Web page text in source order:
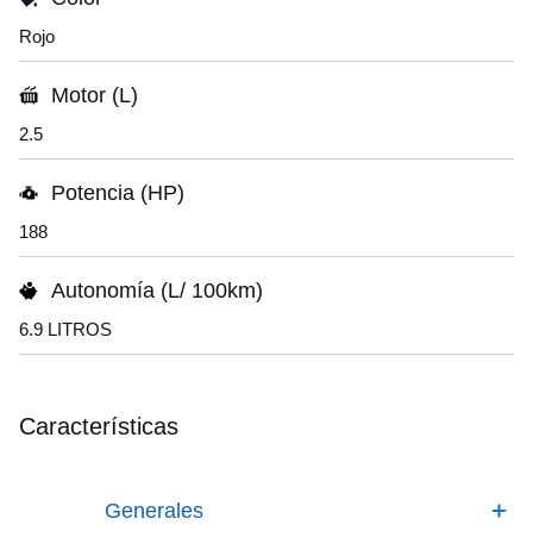
Rojo
Motor (L)
2.5
Potencia (HP)
188
Autonomía (L/ 100km)
6.9 LITROS
Características
Generales